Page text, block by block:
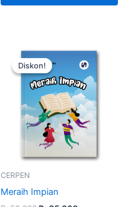
Diskon!
Diskon!
CERPEN
Meraih Impian
Harga
aslinya
adalah:
Rp50.000.
Harga
saat
ini
adalah:
Rp35.000.
Kuantitas
Meraih
Impian